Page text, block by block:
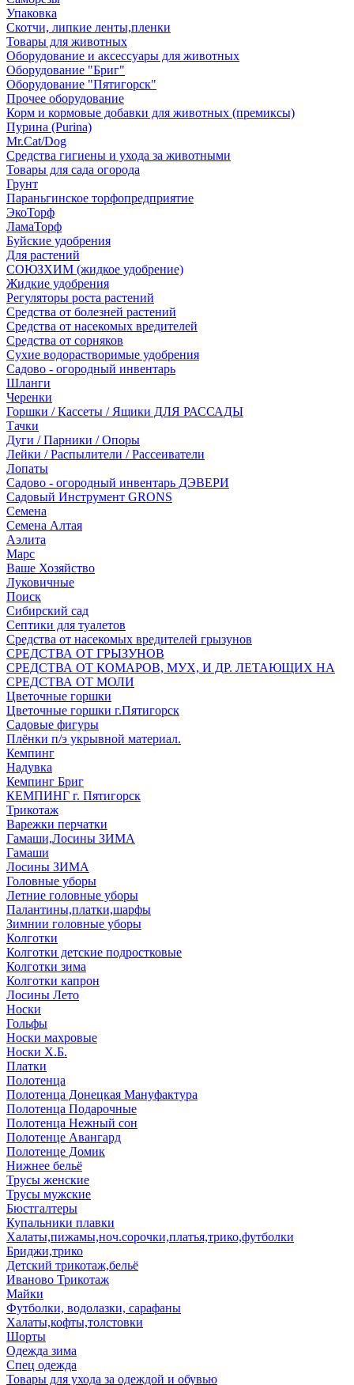
Упаковка
Скотчи, липкие ленты,пленки
Товары для животных
Оборудование и аксессуары для животных
Оборудование "Бриг"
Оборудование "Пятигорск"
Прочее оборудование
Корм и кормовые добавки для животных (премиксы)
Пурина (Purina)
Mr.Cat/Dog
Средства гигиены и ухода за животными
Товары для сада огорода
Грунт
Параньгинское торфопредприятие
ЭкоТорф
ЛамаТорф
Буйские удобрения
Для растений
СОЮЗХИМ (жидкое удобрение)
Жидкие удобрения
Регуляторы роста растений
Средства от болезней растений
Средства от насекомых вредителей
Средства от сорняков
Сухие водорастворимые удобрения
Садово - огородный инвентарь
Шланги
Черенки
Горшки / Кассеты / Ящики ДЛЯ РАССАДЫ
Тачки
Дуги / Парники / Опоры
Лейки / Распылители / Рассеиватели
Лопаты
Садово - огородный инвентарь ДЭВЕРИ
Садовый Инструмент GRONS
Семена
Семена Алтая
Аэлита
Марс
Ваше Хозяйство
Луковичные
Поиск
Сибирский сад
Септики для туалетов
Средства от насекомых вредителей грызунов
СPEДСТВА ОТ ГРЫЗУНОВ
СРЕДСТВА ОТ КОМАРОВ, МУХ, И ДР. ЛЕТАЮЩИХ НА
СРЕДСТВА ОТ МОЛИ
Цветочные горшки
Цветочные горшки г.Пятигорск
Садовые фигуры
Плёнки п/э укрывной материал.
Кемпинг
Надувка
Кемпинг Бриг
КЕМПИНГ г. Пятигорск
Трикотаж
Варежки перчатки
Гамаши,Лосины ЗИМА
Гамаши
Лосины ЗИМА
Головные уборы
Летние головные уборы
Палантины,платки,шарфы
Зимнии головные уборы
Колготки
Колготки детские подростковые
Колготки зима
Колготки капрон
Лосины Лето
Носки
Гольфы
Носки махровые
Носки Х.Б.
Платки
Полотенца
Полотенца Донецкая Мануфактура
Полотенца Подарочные
Полотенца Нежный сон
Полотенце Авангард
Полотенце Домик
Нижнее бельё
Трусы женские
Трусы мужские
Бюстгалтеры
Купальники плавки
Халаты,пижамы,ноч.сорочки,платья,трико,футболки
Бриджи,трико
Детский трикотаж,бельё
Иваново Трикотаж
Майки
Футболки, водолазки, сарафаны
Халаты,кофты,толстовки
Шорты
Одежда зима
Спец одежда
Товары для ухода за одеждой и обувью